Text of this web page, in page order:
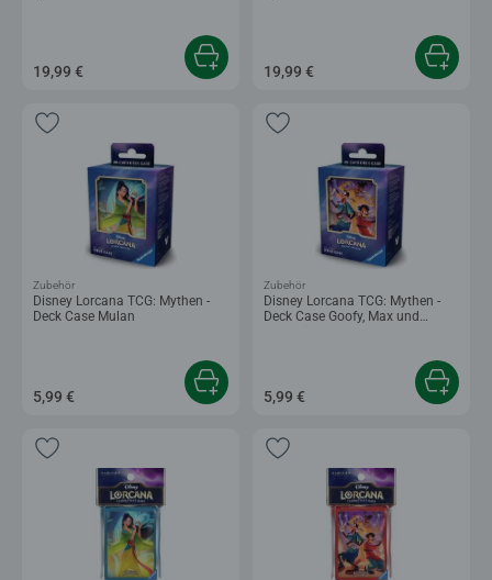
19,99 € 19,99 €
Disney Lorcana TCG: Mythen -
Deck Case Mulan
Zubehör
5,99 €
Disney Lorcana TCG: Mythen -
Deck Case Goofy, Max und
Zubehör
5,99 €